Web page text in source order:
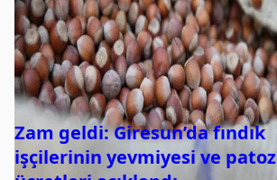
Zam geldi: Giresun’da fındık
işçilerinin yevmiyesi ve patoz